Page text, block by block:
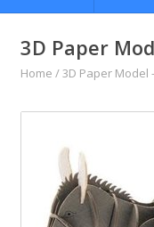
3D Paper
Home /3D Paper Model